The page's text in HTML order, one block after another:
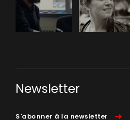
Newsletter
S'abonner à la newsletter